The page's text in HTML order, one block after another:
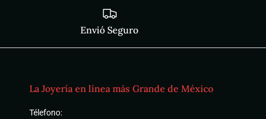
Envió Seguro
La Joyería en línea más Grande de México
Télefono: